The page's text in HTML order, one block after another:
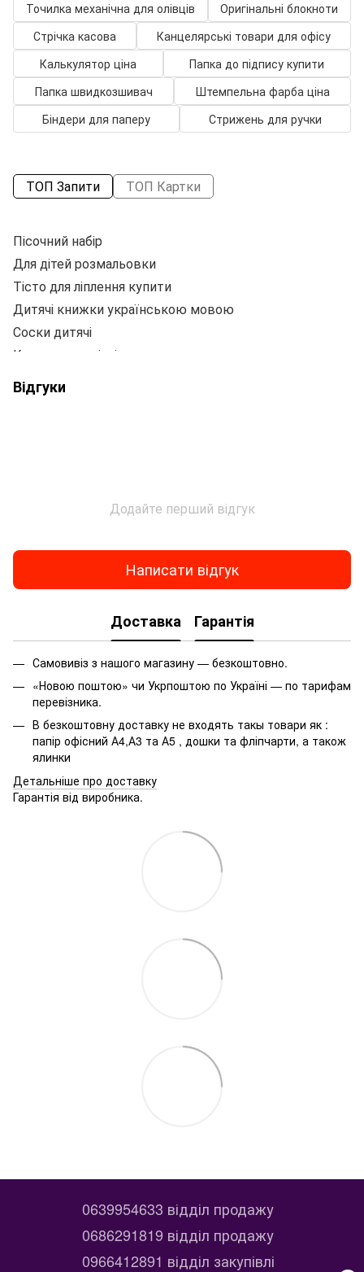
Точилка механічна для олівців
Оригінальні блокноти
Стрічка касова
Канцелярські товари для офісу
Калькулятор ціна
Папка до підпису купити
Папка швидкозшивач
Штемпельна фарба ціна
Біндери для паперу
Стрижень для ручки
ТОП Запити ТОП Картки
Пісочний набір
Для дітей розмальовки
Тісто для ліплення купити
Дитячі книжки українською мовою
Соски дитячі
Купити новорічні ялинки
Набори для дитячої творчості
Папір для нотаток кольоровий
Пакети для сміття ціна
Рюкзаки підліткові шкільні
Пісочні набори для дітей
Підставка для книги
Набір дитячоі косметики
Ялинкові кулі купити
Світлодіодний ліхтар
Відгуки
Додайте перший відгук
Написати відгук
Доставка Гарантія
Самовивіз з нашого магазину — безкоштовно.
«Новою поштою» чи Укрпоштою по Україні — по тарифам
перевізника.
В безкоштовну доставку не входять такы товари як :
папір офісний А4,А3 та А5 , дошки та фліпчарти, а також
ялинки
Детальніше про доставку
Гарантія від виробника.
0639954633 відділ продажу
0686291819 відділ продажу
0966412891 відділ закупівлі